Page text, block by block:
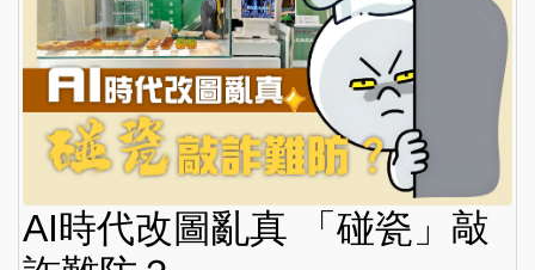
AI時代改圖亂真 「碰瓷」敲